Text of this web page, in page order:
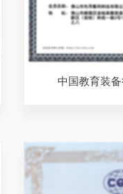
中国教育装